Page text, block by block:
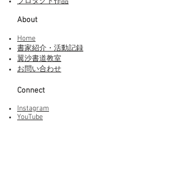
About
Home
書家紹介・活動記録
​翼沙書道教室
お問い合わせ
Connect
Instagram
YouTube